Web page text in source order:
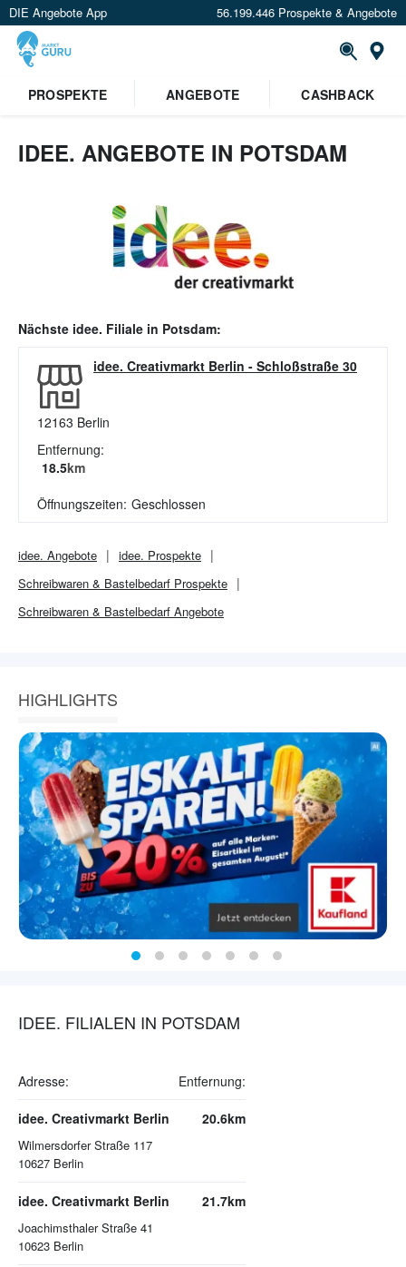
DIE Angebote App 56.199.446 Prospekte & Angebote
PROSPEKTE
ANGEBOTE CASHBACK
IDEE. ANGEBOTE IN POTSDAM
Nächste idee. Filiale in Potsdam:
idee. Creativmarkt Berlin - Schloßstraße 30
12163 Berlin
Entfernung:
18.5km
Öffnungszeiten: Geschlossen
idee. Angebote idee. Prospekte
Schreibwaren & Bastelbedarf Prospekte
Schreibwaren & Bastelbedarf Angebote
HIGHLIGHTS
IDEE. FILIALEN IN POTSDAM
Adresse: Entfernung:
idee. Creativmarkt Berlin
Wilmersdorfer Straße 117
10627 Berlin
20.6km
idee. Creativmarkt Berlin
Joachimsthaler Straße 41
10623 Berlin
21.7km